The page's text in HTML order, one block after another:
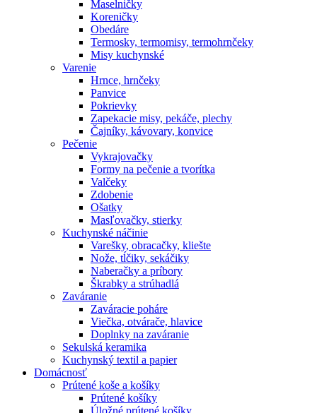
Maselničky
Koreničky
Obedáre
Termosky, termomisy, termohrnčeky
Misy kuchynské
Varenie
Hrnce, hrnčeky
Panvice
Pokrievky
Zapekacie misy, pekáče, plechy
Čajníky, kávovary, konvice
Pečenie
Vykrajovačky
Formy na pečenie a tvorítka
Valčeky
Zdobenie
Ošatky
Masľovačky, stierky
Kuchynské náčinie
Varešky, obracačky, kliešte
Nože, tĺčiky, sekáčiky
Naberačky a príbory
Škrabky a strúhadlá
Zaváranie
Zaváracie poháre
Viečka, otvárače, hlavice
Doplnky na zaváranie
Sekulská keramika
Kuchynský textil a papier
Domácnosť
Prútené koše a košíky
Prútené košíky
Úložné prútené košíky